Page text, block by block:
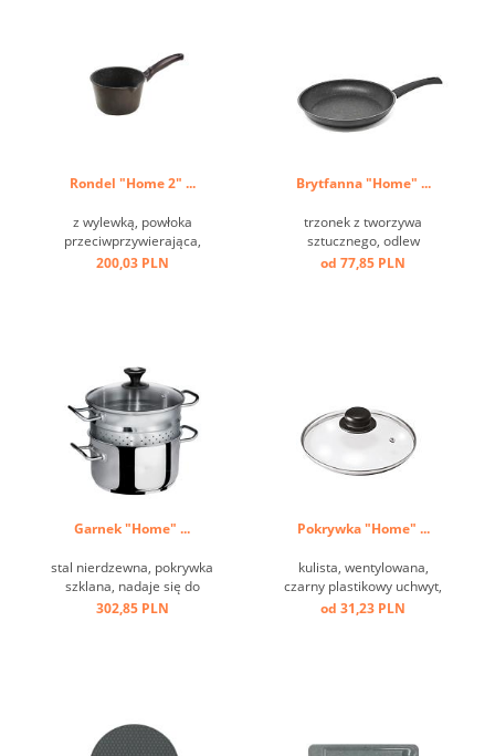
Rondel "Home 2" ...
z wylewką, powłoka
przeciwprzywierająca,
trzonek z tworzywa
200,03 PLN
Brytfanna "Home" ...
trzonek z tworzywa
sztucznego, odlew
aluminiowy, przeciw
od 77,85 PLN
Garnek "Home" ...
stal nierdzewna, pokrywka
szklana, nadaje się do
indukcji ...
302,85 PLN
Pokrywka "Home" ...
kulista, wentylowana,
czarny plastikowy uchwyt,
szkło, obręcz ze stali
od 31,23 PLN